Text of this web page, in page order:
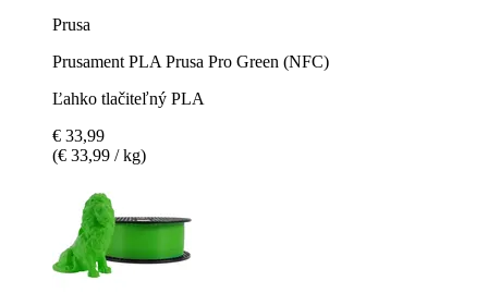
Prusa
Prusament PLA Prusa Pro Green (NFC)
Ľahko tlačiteľný PLA
€ 33,99
(€ 33,99 / kg)